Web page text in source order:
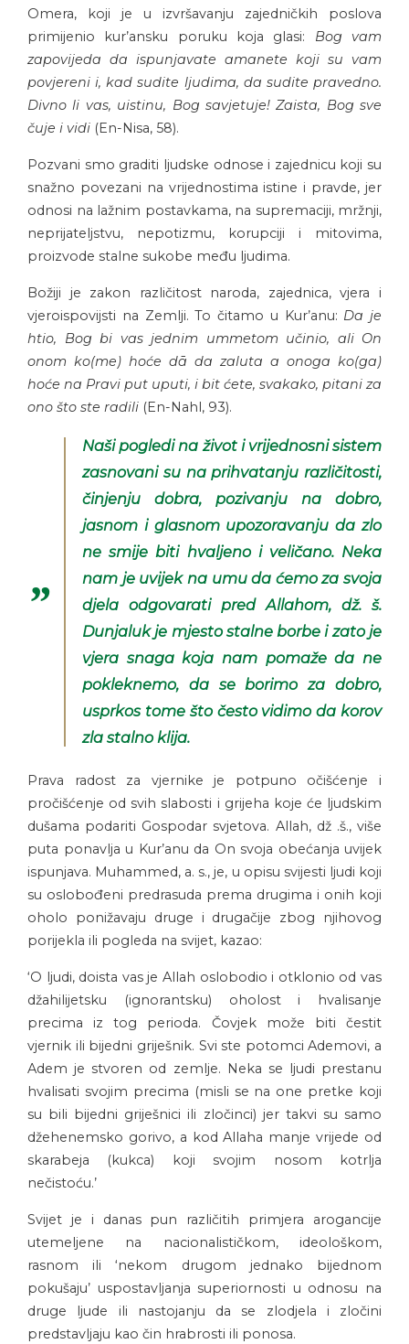
Omera, koji je u izvršavanju zajedničkih poslova
primijenio kur’ansku poruku koja glasi: Bog vam
zapovijeda da ispunjavate amanete koji su vam
povjereni i, kad sudite ljudima, da sudite pravedno.
Divno li vas, uistinu, Bog savjetuje! Zaista, Bog sve
čuje i vidi (En-Nisa, 58).
Pozvani smo graditi ljudske odnose i zajednicu koji su
snažno povezani na vrijednostima istine i pravde, jer
odnosi na lažnim postavkama, na supremaciji, mržnji,
neprijateljstvu, nepotizmu, korupciji i mitovima,
proizvode stalne sukobe među ljudima.
Božiji je zakon različitost naroda, zajednica, vjera i
vjeroispovijsti na Zemlji. To čitamo u Kur’anu: Da je
htio, Bog bi vas jednim ummetom učinio, ali On
onom ko(me) hoće dā da zaluta a onoga ko(ga)
hoće na Pravi put uputi, i bit ćete, svakako, pitani za
ono što ste radili (En-Nahl, 93).
Naši pogledi na život i vrijednosni sistem
zasnovani su na prihvatanju različitosti,
činjenju dobra, pozivanju na dobro,
jasnom i glasnom upozoravanju da zlo
ne smije biti hvaljeno i veličano. Neka
nam je uvijek na umu da ćemo za svoja
djela odgovarati pred Allahom, dž. š.
Dunjaluk je mjesto stalne borbe i zato je
vjera snaga koja nam pomaže da ne
pokleknemo, da se borimo za dobro,
usprkos tome što često vidimo da korov
zla stalno klija.
Prava radost za vjernike je potpuno očišćenje i
pročišćenje od svih slabosti i grijeha koje će ljudskim
dušama podariti Gospodar svjetova. Allah, dž .š., više
puta ponavlja u Kur’anu da On svoja obećanja uvijek
ispunjava. Muhammed, a. s., je, u opisu svijesti ljudi koji
su oslobođeni predrasuda prema drugima i onih koji
oholo ponižavaju druge i drugačije zbog njihovog
porijekla ili pogleda na svijet, kazao:
‘O ljudi, doista vas je Allah oslobodio i otklonio od vas
džahilijetsku (ignorantsku) oholost i hvalisanje
precima iz tog perioda. Čovjek može biti čestit
vjernik ili bijedni griješnik. Svi ste potomci Ademovi, a
Adem je stvoren od zemlje. Neka se ljudi prestanu
hvalisati svojim precima (misli se na one pretke koji
su bili bijedni griješnici ili zločinci) jer takvi su samo
džehenemsko gorivo, a kod Allaha manje vrijede od
skarabeja (kukca) koji svojim nosom kotrlja
nečistoću.’
Svijet je i danas pun različitih primjera arogancije
utemeljene na nacionalističkom, ideološkom,
rasnom ili ‘nekom drugom jednako bijednom
pokušaju’ uspostavljanja superiornosti u odnosu na
druge ljude ili nastojanju da se zlodjela i zločini
predstavljaju kao čin hrabrosti ili ponosa.